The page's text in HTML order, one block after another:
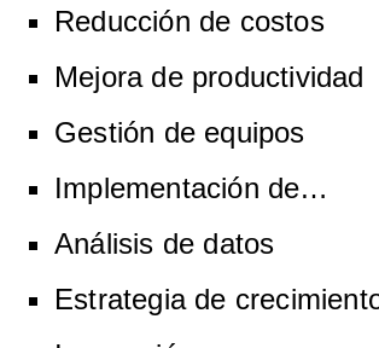
Reducción de costos
Mejora de productividad
Gestión de equipos
Implementación de…
Análisis de datos
Estrategia de